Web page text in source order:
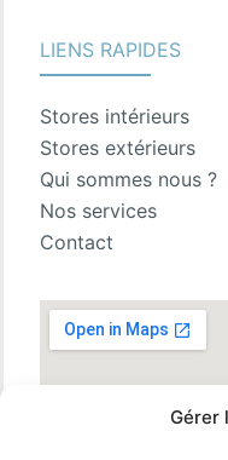
Gérer
LIENS RAPIDES
Stores intérieurs
Stores extérieurs
Qui sommes nous ?
Nos services
Contact